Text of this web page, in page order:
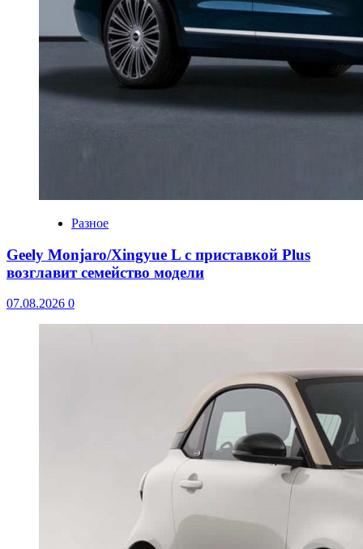
Разное
Geely Monjaro/Xingyue L с приставкой Plus
возглавит семейство модели
07.08.2026 0